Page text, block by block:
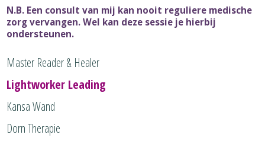
Liliana
Visie en inzicht
Genoten opleidingen
Testimonials
Contact is alleen nog mogelijk via de mail. De praktijk
is gestopt!
N.B. Een consult van mij kan nooit reguliere medische
zorg vervangen. Wel kan deze sessie je hierbij
ondersteunen.
Master Reader & Healer
Lightworker Leading
Kansa Wand
Dorn Therapie